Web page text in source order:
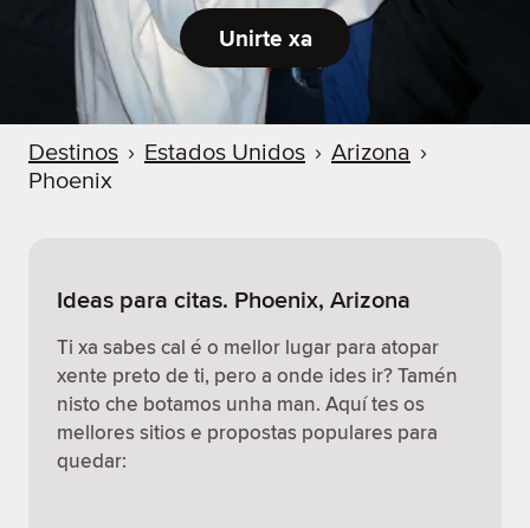
Unirte xa
Destinos › Estados Unidos › Arizona ›
Phoenix
Ideas para citas. Phoenix, Arizona
Ti xa sabes cal é o mellor lugar para atopar
xente preto de ti, pero a onde ides ir? Tamén
nisto che botamos unha man. Aquí tes os
mellores sitios e propostas populares para
quedar: